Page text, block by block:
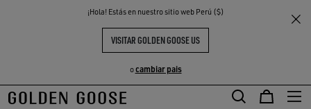
¡Hola! Estás en nuestro sitio web Perú ($)
VISITAR GOLDEN GOOSE US
ocambiar pais
THE
COMMUNITY
ROPA HOMBRE
T-Shirt & Polos Sudaderas Vaqueros & Pantalones